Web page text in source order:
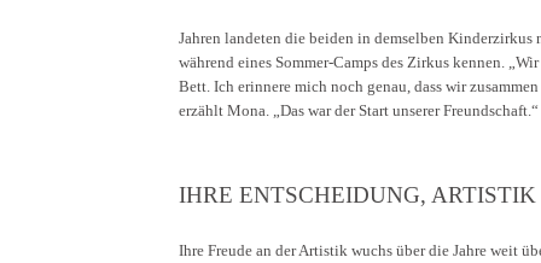
Jahren landeten die beiden in demselben Kinderzirkus
während eines Sommer-Camps des Zirkus kennen.
Bett. Ich erinnere mich noch genau, dass wir
erzählt Mona. „Das war der Start unserer Freundschaft.“
IHRE ENTSCHEIDUNG,
Ihre Freude an der Artistik wuchs über die Jahre weit